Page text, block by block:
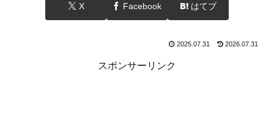
X Facebook はてブ
2025.07.31 2026.07.31
スポンサーリンク